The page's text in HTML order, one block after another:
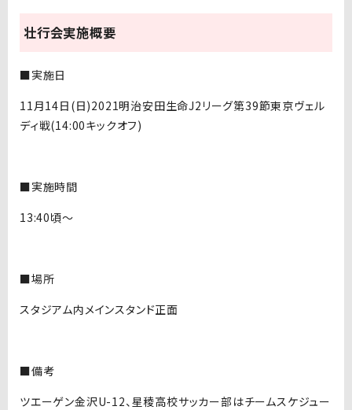
壮行会実施概要
■実施日
11月14日(日)2021明治安田生命J2リーグ第39節東京ヴェル
ディ戦(14:00キックオフ)
■実施時間
13:40頃～
■場所
スタジアム内メインスタンド正面
■備考
ツエーゲン金沢U-12、星稜高校サッカー部はチームスケジュー